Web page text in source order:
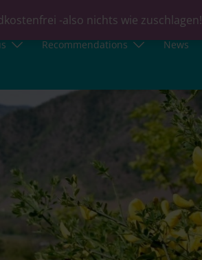
-also nichts wie zuschlagen!
Recommendations News